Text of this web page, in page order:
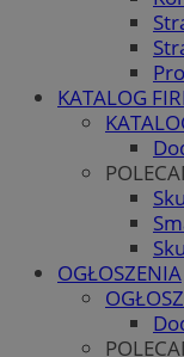
KATALOG
OGŁOSZENIA